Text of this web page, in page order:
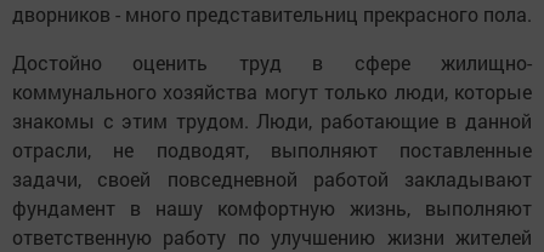
дворников - много представительниц прекрасного пола.
Достойно оценить труд в сфере жилищно-
коммунального хозяйства могут только люди, которые
знакомы с этим трудом. Люди, работающие в данной
отрасли, не подводят, выполняют поставленные
задачи, своей повседневной работой закладывают
фундамент в нашу комфортную жизнь, выполняют
ответственную работу по улучшению жизни жителей